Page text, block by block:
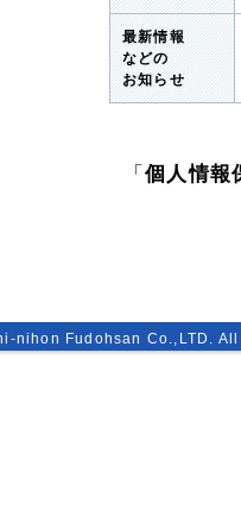
最新情報
などの
お知らせ
「個人情報
nihon Fudohsan Co.,LTD.